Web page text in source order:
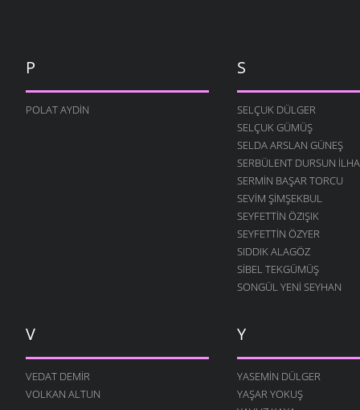
P
POLAT AYDIN
S
SELÇUK DÜLGER
SELÇUK GÜMÜŞ
SELDA ARSLAN GÜNEŞ
SERBÜLENT DURSUN
SERMIN BAŞAR TORCU
SEVIM ŞIMŞEKBUL
SEYFETTIN ÖZIŞIK
SEYFETTIN ÖZYER
SIDDIK ALAGÖZ
SIBEL TEKGÜMÜŞ
SONGÜL YENI SEYHAN
V
VEDAT DEMIR
VOLKAN ALTUN
Y
YASEMIN DÜLGER
YAŞAR YOKUŞ